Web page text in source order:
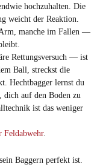
hochzuhalten. Die
weicht der Reaktion.
manche im Fallen —
Rettungsversuch — ist
Ball, streckst die
Hechtbagger lernst du
dich auf den Boden zu
ist das weniger
Feldabwehr.
Baggern perfekt ist.